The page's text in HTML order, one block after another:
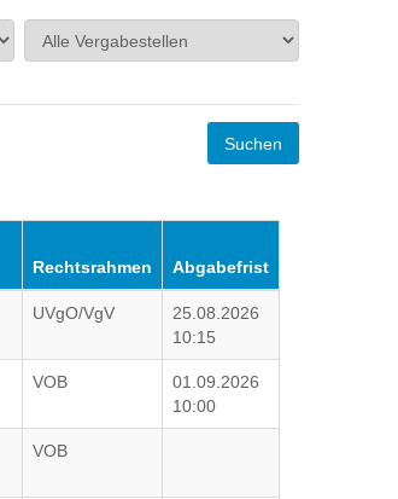
Rechtsrahmen Abgabefrist
UVgO/VgV
25.08.2026
10:15
VOB
01.09.2026
10:00
VOB